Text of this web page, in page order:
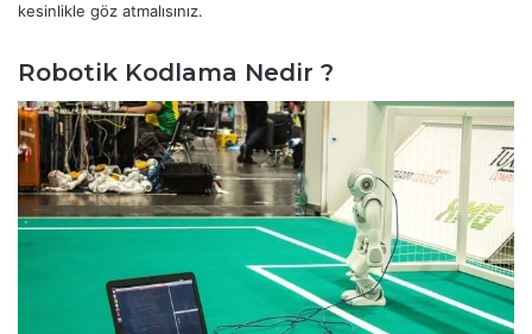
kesinlikle göz atmalısınız.
Robotik Kodlama Nedir ?